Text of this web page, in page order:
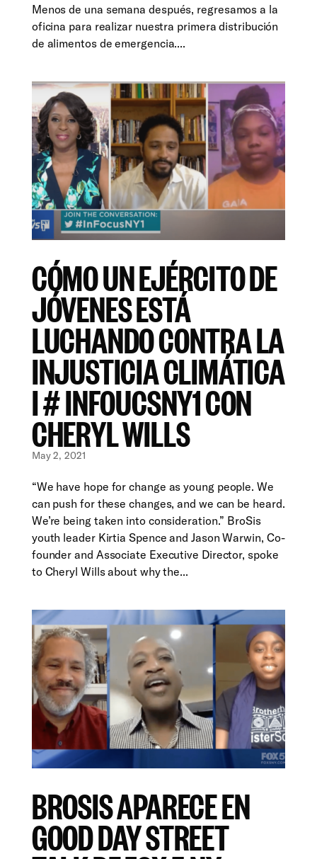
Menos de una semana después, regresamos a la
oficina para realizar nuestra primera distribución
de alimentos de emergencia....
CÓMO UN EJÉRCITO DE
JÓVENES ESTÁ
LUCHANDO CONTRA LA
INJUSTICIA CLIMÁTICA
I # INFOUCSNY1 CON
CHERYL WILLS
May 2, 2021
“We have hope for change as young people. We
can push for these changes, and we can be heard.
We’re being taken into consideration.” BroSis
youth leader Kirtia Spence and Jason Warwin, Co-
founder and Associate Executive Director, spoke
to Cheryl Wills about why the...
BROSIS APARECE EN
GOOD DAY STREET